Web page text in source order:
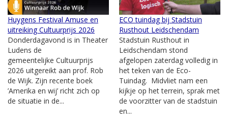
Huygens Festival Amuse en
uitreiking Cultuurprijs 2026
Donderdagavond is in Theater
Ludens de
gemeentelijke Cultuurprijs
2026 uitgereikt aan prof. Rob
de Wijk. Zijn recente boek
’Amerika en wij’ richt zich op
de situatie in de...
ECO tuindag bij Stadstuin
Rusthout Leidschendam
Stadstuin Rusthout in
Leidschendam stond
afgelopen zaterdag volledig in
het teken van de Eco-
Tuindag. Midvliet nam een
kijkje op het terrein, sprak met
de voorzitter van de stadstuin
en...